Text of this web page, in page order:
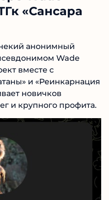
Wade
«Сансара
некий анонимный
Wade
вместе с
и
заманивает